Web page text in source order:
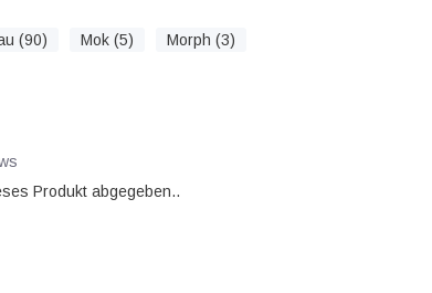
(90) Mok (5) Morph (3)
Produkt abgegeben..